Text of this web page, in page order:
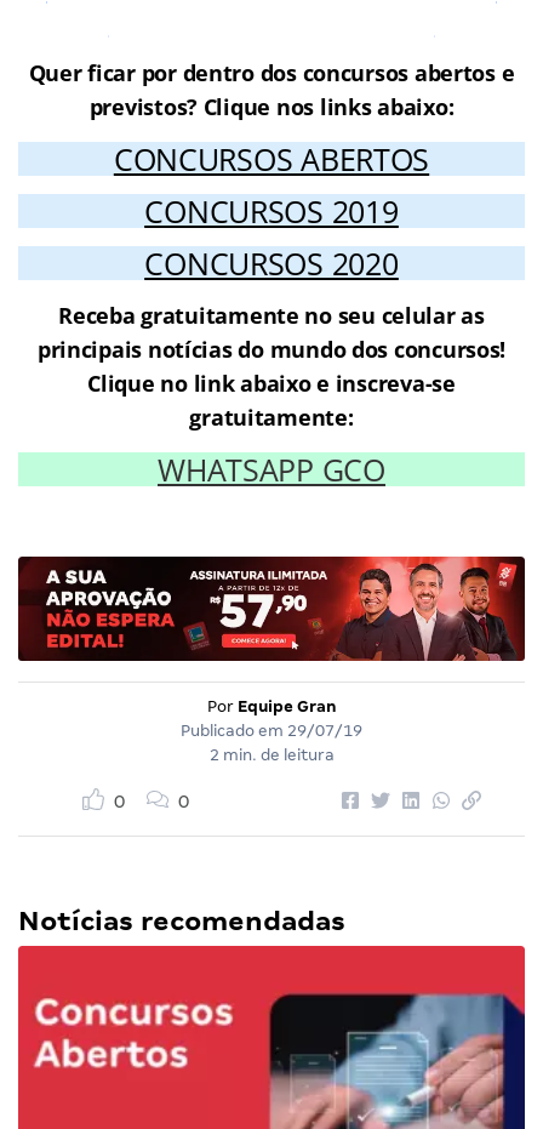
Quer ficar por dentro dos concursos abertos e
previstos? Clique nos links abaixo:
CONCURSOS ABERTOS
CONCURSOS 2019
CONCURSOS 2020
Receba gratuitamente no seu celular as
principais notícias do mundo dos concursos!
Clique no link abaixo e inscreva-se
gratuitamente:
WHATSAPP GCO
Por Equipe Gran
Publicado em 29/07/19
2 min. de leitura
0 0
Notícias recomendadas